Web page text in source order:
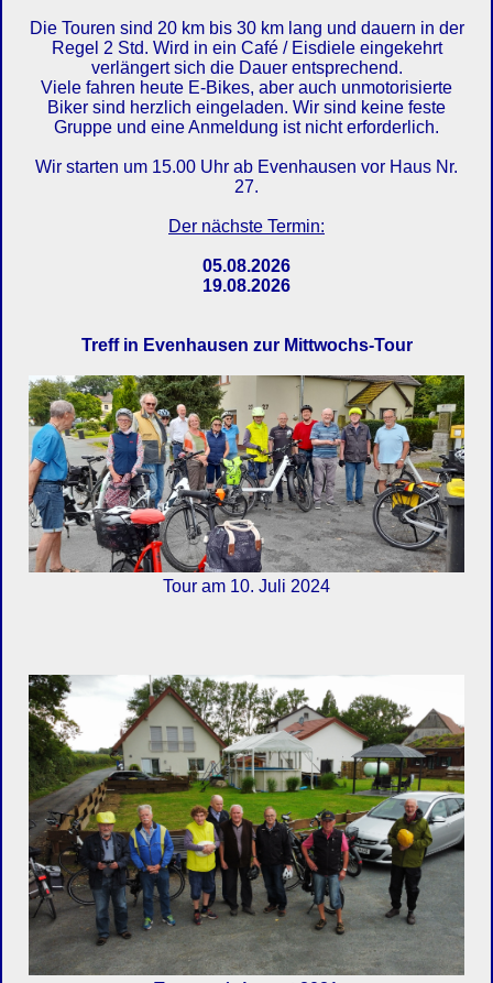
Die Touren sind 20 km bis 30 km lang und dauern in der
Regel 2 Std. Wird in ein Café / Eisdiele eingekehrt
verlängert sich die Dauer entsprechend.
Viele fahren heute E-Bikes, aber auch unmotorisierte
Biker sind herzlich eingeladen. Wir sind keine feste
Gruppe und eine Anmeldung ist nicht erforderlich.
Wir starten um 15.00 Uhr ab Evenhausen vor Haus Nr.
27.
Der nächste Termin:
05.08.2026
19.08.2026
Treff in Evenhausen zur Mittwochs-Tour
Tour am 10. Juli 2024